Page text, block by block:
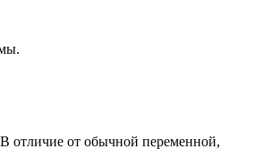
отличие от обычной переменной,